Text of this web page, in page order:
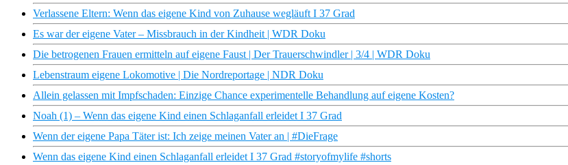
Verlassene Eltern: Wenn das eigene Kind von Zuhause wegläuft I 37 Grad
Es war der eigene Vater – Missbrauch in der Kindheit | WDR Doku
Die betrogenen Frauen ermitteln auf eigene Faust | Der Trauerschwindler | 3/4 | WDR Doku
Lebenstraum eigene Lokomotive | Die Nordreportage | NDR Doku
Allein gelassen mit Impfschaden: Einzige Chance experimentelle Behandlung auf eigene Kosten?
Noah (1) – Wenn das eigene Kind einen Schlaganfall erleidet I 37 Grad
Wenn der eigene Papa Täter ist: Ich zeige meinen Vater an | #DieFrage
Wenn das eigene Kind einen Schlaganfall erleidet I 37 Grad #storyofmylife #shorts